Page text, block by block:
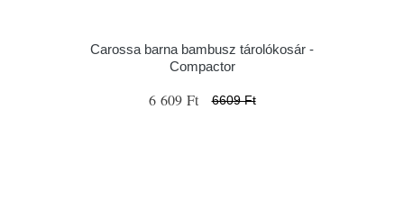
Carossa barna bambusz tárolókosár -
Compactor
6 609 Ft 6609 Ft